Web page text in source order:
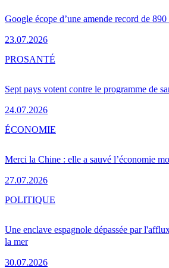
Google écope d’une amende record de
23.07.2026
Sept pays votent contre le programme de
24.07.2026
PROSANTÉ
Merci la Chine : elle a sauvé l’économie
27.07.2026
ÉCONOMIE
Une enclave espagnole dépassée par
la mer
30.07.2026
POLITIQUE